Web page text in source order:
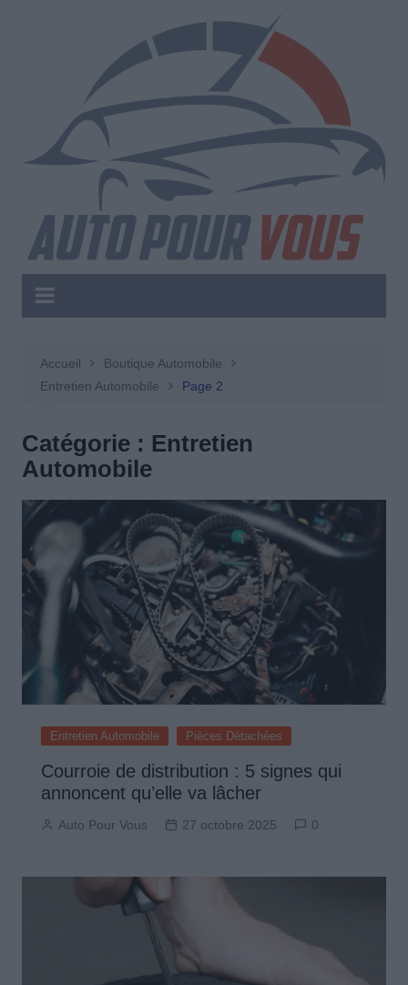
Accueil
Boutique Automobile
Entretien Automobile
Page 2
Catégorie : Entretien
Automobile
Entretien Automobile Pièces Détachées
Courroie de distribution : 5 signes qui
annoncent qu’elle va lâcher
Auto Pour Vous 27 octobre 2025 0